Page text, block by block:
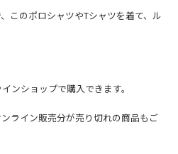
このポロシャツやTシャツを着て、ル
ンショップで購入できます。
ライン販売分が売り切れの商品もご